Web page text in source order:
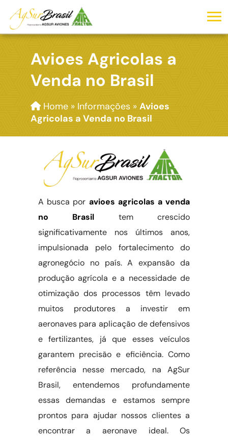
Avioes Agricolas a
Venda no Brasil
Home» Informações » Avioes
Agricolas a Venda no Brasil
A busca por avioes agricolas a venda
no Brasil tem crescido
significativamente nos últimos anos,
impulsionada pelo fortalecimento do
agronegócio no país. A expansão da
produção agrícola e a necessidade de
otimização dos processos têm levado
muitos produtores a investir em
aeronaves para aplicação de defensivos
e fertilizantes, já que esses veículos
garantem precisão e eficiência. Como
referência nesse mercado, na AgSur
Brasil, entendemos profundamente
essas demandas e estamos sempre
prontos para ajudar nossos clientes a
encontrar a aeronave ideal. Os